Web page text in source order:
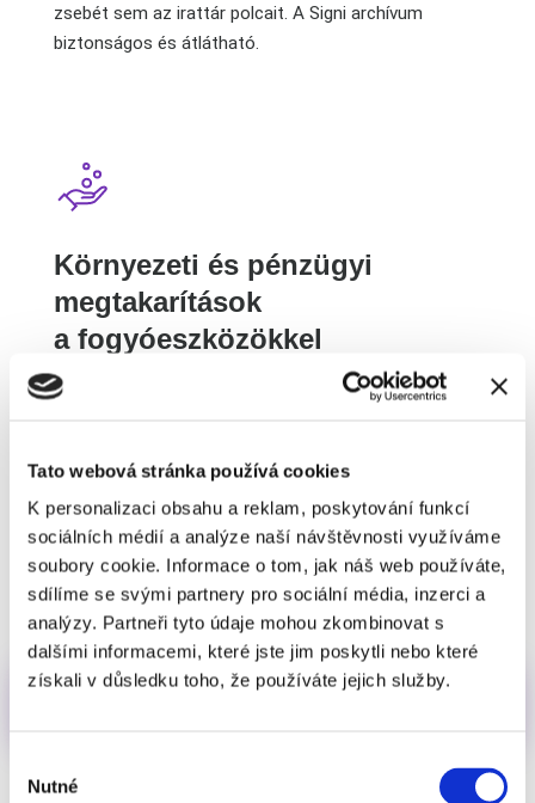
Tato webová stránka používá cookies
K personalizaci obsahu a reklam, poskytování funkcí
sociálních médií a analýze naší návštěvnosti využíváme
soubory cookie. Informace o tom, jak náš web používáte,
sdílíme se svými partnery pro sociální média, inzerci a
analýzy. Partneři tyto údaje mohou zkombinovat s
dalšími informacemi, které jste jim poskytli nebo které
získali v důsledku toho, že používáte jejich služby.
souhlasu
Nutné
zsebét sem az irattár polcait. A Signi archívum
biztonságos és átlátható.
Környezeti és pénzügyi
megtakarítások
a fogyóeszközökkel
kapcsolatban
Minden nyomtatás nélküli oldal számít. Az
a környezetet is boldogabbá teszi. Irodájának
üzemeltetési költségei jelentősen csökkennek.
Szeretnék digitálisan szerződést